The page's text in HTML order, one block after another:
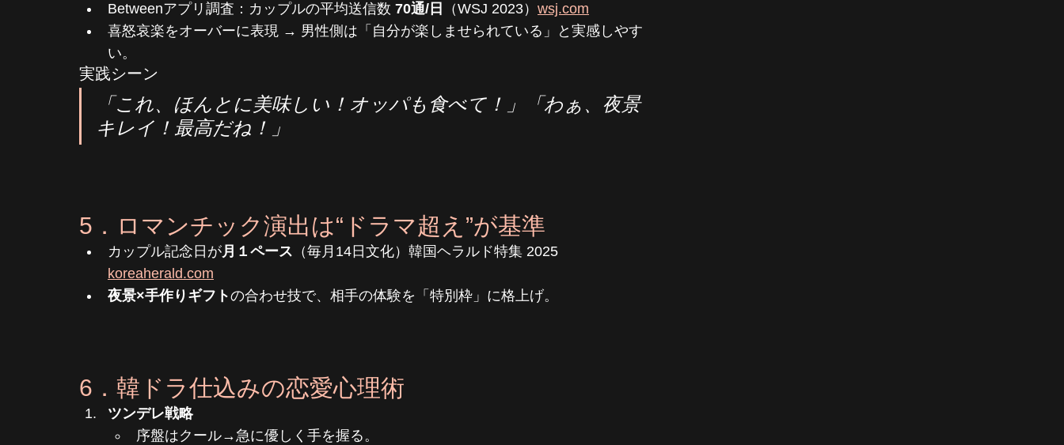
Betweenアプリ調査：カップルの平均送信数 70通/日 （WSJ 2023） wsj.com
喜怒哀楽をオーバーに表現 → 男性側は「自分が楽しませられている」と実感しやす
い。
実践シーン
「これ、ほんとに美味しい！オッパも食べて！」「わぁ、夜景
キレイ！最高だね！」
5．ロマンチック演出は“ドラマ超え”が基準
カップル記念日が月１ペース （毎月14日文化）韓国ヘラルド特集 2025
koreaherald.com
夜景×手作りギフトの合わせ技で、相手の体験を「特別枠」に格上げ。
6．韓ドラ仕込みの恋愛心理術
ツンデレ戦略
序盤はクール→急に優しく手を握る。